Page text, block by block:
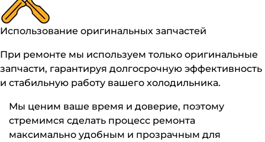
Использование оригинальных запчастей
При ремонте мы используем только оригинальные
запчасти, гарантируя долгосрочную эффективность
и стабильную работу вашего холодильника.
Мы ценим ваше время и доверие, поэтому
стремимся сделать процесс ремонта
максимально удобным и прозрачным для